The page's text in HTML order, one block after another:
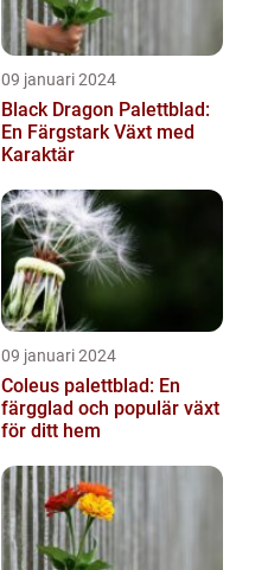
09 januari 2024
Black Dragon Palettblad:
En Färgstark Växt med
Karaktär
09 januari 2024
Coleus palettblad: En
färgglad och populär växt
för ditt hem